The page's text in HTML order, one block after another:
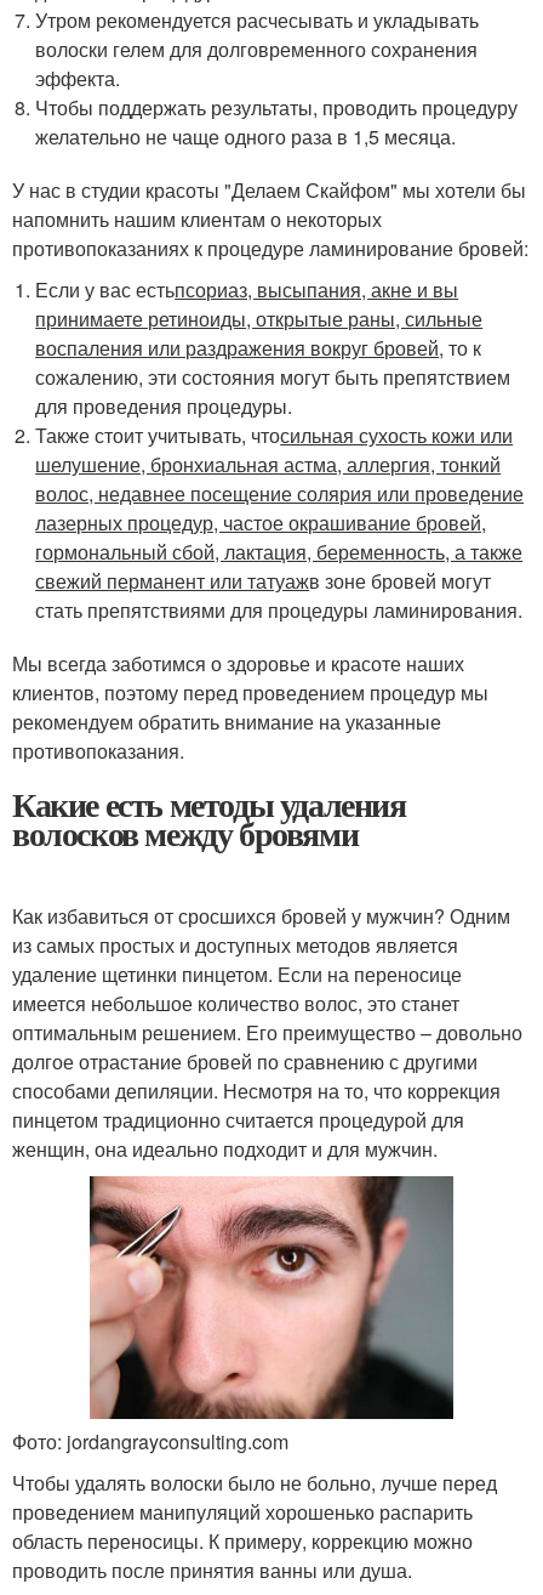
Утром рекомендуется расчесывать и укладывать
волоски гелем для долговременного сохранения
эффекта.
Чтобы поддержать результаты, проводить процедуру
желательно не чаще одного раза в 1,5 месяца.
У нас в студии красоты "Делаем Скайфом" мы хотели бы
напомнить нашим клиентам о некоторых
противопоказаниях к процедуре ламинирование бровей:
Если у вас естьпсориаз, высыпания, акне и вы
принимаете ретиноиды, открытые раны, сильные
воспаления или раздражения вокруг бровей, то к
сожалению, эти состояния могут быть препятствием
для проведения процедуры.
Также стоит учитывать, чтосильная сухость кожи или
шелушение, бронхиальная астма, аллергия, тонкий
волос, недавнее посещение солярия или проведение
лазерных процедур, частое окрашивание бровей,
гормональный сбой, лактация, беременность, а также
свежий перманент или татуажв зоне бровей могут
стать препятствиями для процедуры ламинирования.
Мы всегда заботимся о здоровье и красоте наших
клиентов, поэтому перед проведением процедур мы
рекомендуем обратить внимание на указанные
противопоказания.
Какие есть методы удаления
волосков между бровями
Как избавиться от сросшихся бровей у мужчин? Одним
из самых простых и доступных методов является
удаление щетинки пинцетом. Если на переносице
имеется небольшое количество волос, это станет
оптимальным решением. Его преимущество – довольно
долгое отрастание бровей по сравнению с другими
способами депиляции. Несмотря на то, что коррекция
пинцетом традиционно считается процедурой для
женщин, она идеально подходит и для мужчин.
Фото: jordangrayconsulting.com
Чтобы удалять волоски было не больно, лучше перед
проведением манипуляций хорошенько распарить
область переносицы. К примеру, коррекцию можно
проводить после принятия ванны или душа.